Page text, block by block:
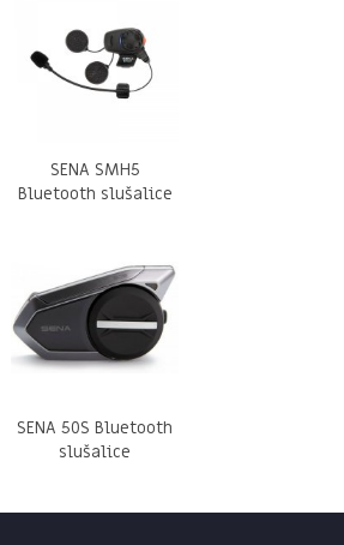
SENA SMH5
Bluetooth slušalice
SENA 50S Bluetooth
slušalice